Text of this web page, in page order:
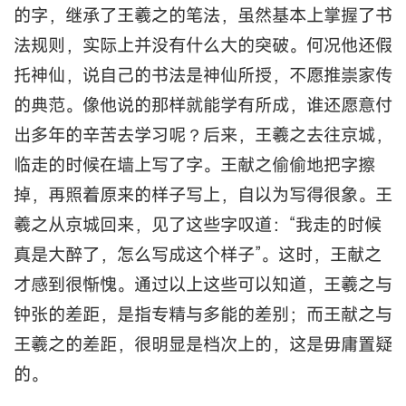
的字，继承了王羲之的笔法，虽然基本上掌握了书
法规则，实际上并没有什么大的突破。何况他还假
托神仙，说自己的书法是神仙所授，不愿推崇家传
的典范。像他说的那样就能学有所成，谁还愿意付
出多年的辛苦去学习呢？后来，王羲之去往京城，
临走的时候在墙上写了字。王献之偷偷地把字擦
掉，再照着原来的样子写上，自以为写得很象。王
羲之从京城回来，见了这些字叹道：“我走的时候
真是大醉了，怎么写成这个样子”。这时，王献之
才感到很惭愧。通过以上这些可以知道，王羲之与
钟张的差距，是指专精与多能的差别；而王献之与
王羲之的差距，很明显是档次上的，这是毋庸置疑
的。